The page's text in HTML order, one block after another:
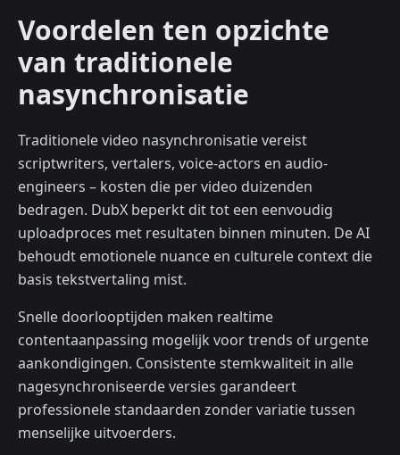
Voordelen ten opzichte
van traditionele
nasynchronisatie
Traditionele video nasynchronisatie vereist
scriptwriters, vertalers, voice-actors en audio-
engineers – kosten die per video duizenden
bedragen. DubX beperkt dit tot een eenvoudig
uploadproces met resultaten binnen minuten. De AI
behoudt emotionele nuance en culturele context die
basis tekstvertaling mist.
Snelle doorlooptijden maken realtime
contentaanpassing mogelijk voor trends of urgente
aankondigingen. Consistente stemkwaliteit in alle
nagesynchroniseerde versies garandeert
professionele standaarden zonder variatie tussen
menselijke uitvoerders.